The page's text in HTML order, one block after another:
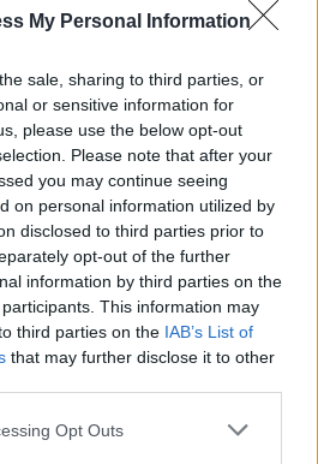
My Personal Information
sale, sharing to third parties, or
or sensitive information for
please use the below opt-out
Please note that after your
you may continue seeing
on personal information utilized by
disclosed to third parties prior to
opt-out of the further
information by third parties on the
participants. This information may
third parties on the IAB’s List of
that may further disclose it to other
Opt Outs
tästäja ruksittamalla
lisää tähän artikkeliin
ja aiheista, kutenEurooppa
aihealueesta
·Toimitusperiaatteet